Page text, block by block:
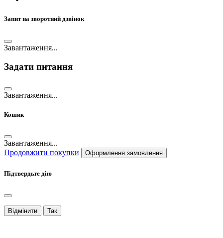
Запит на зворотний дзвінок
Завантаження...
Задати питання
Завантаження...
Кошик
Завантаження...
Продовжити покупки
Оформлення замовлення
Підтвердьте дію
Відмінити Так